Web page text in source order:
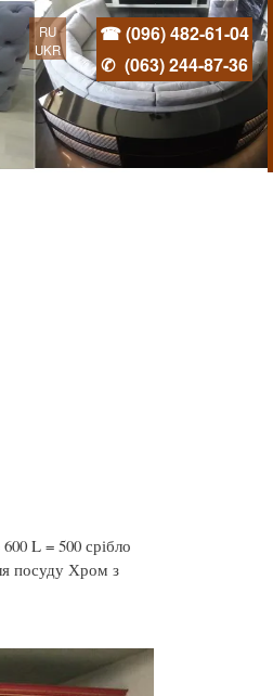
☎ (096) 482-61-04
✆ (063) 244-87-36
RU
UKR
L = 500 срібло
посуду Хром з